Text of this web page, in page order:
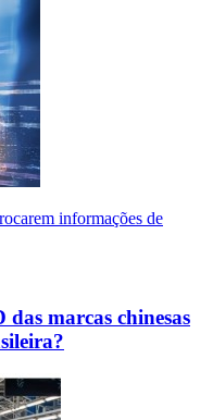
informações de
marcas chinesas